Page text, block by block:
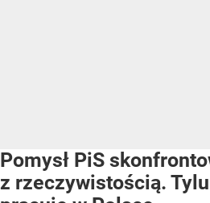
Pomysł PiS
z rzeczywistością.